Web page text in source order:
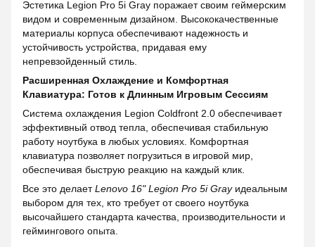
Эстетика Legion Pro 5i Gray поражает своим геймерским
видом и современным дизайном. Высококачественные
материалы корпуса обеспечивают надежность и
устойчивость устройства, придавая ему
непревзойденный стиль.
Расширенная Охлаждение и Комфортная
Клавиатура: Готов к Длинным Игровым Сессиям
Система охлаждения Legion Coldfront 2.0 обеспечивает
эффективный отвод тепла, обеспечивая стабильную
работу ноутбука в любых условиях. Комфортная
клавиатура позволяет погрузиться в игровой мир,
обеспечивая быструю реакцию на каждый клик.
Все это делаетLenovo 16" Legion Pro 5i Grayидеальным
выбором для тех, кто требует от своего ноутбука
высочайшего стандарта качества, производительности и
геймингового опыта.